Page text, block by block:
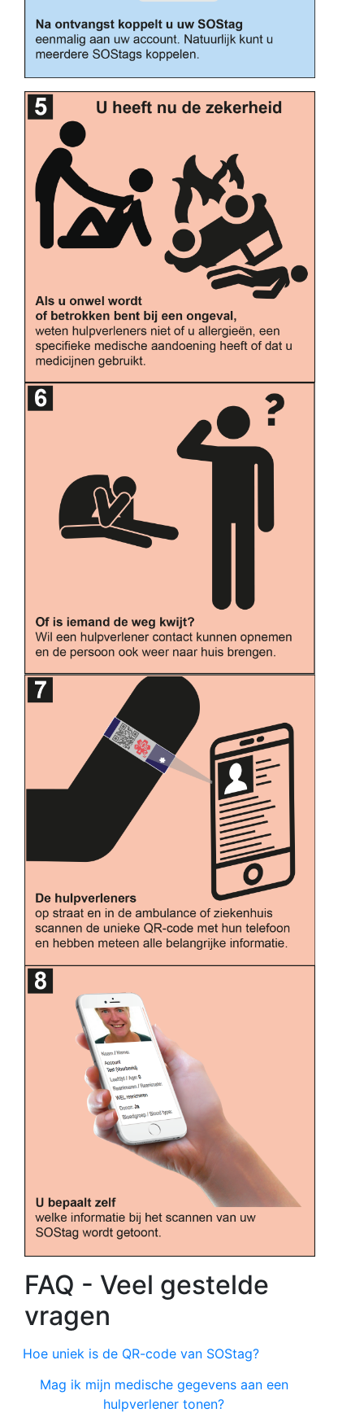
FAQ - Veel gestelde
vragen
Hoe uniek is de QR-code van SOStag?
Mag ik mijn medische gegevens aan een
hulpverlener tonen?